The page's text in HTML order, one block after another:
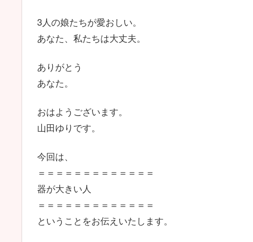
3人の娘たちが愛おしい。
あなた、私たちは大丈夫。
ありがとう
あなた。
おはようございます。
山田ゆりです。
今回は、
＝＝＝＝＝＝＝＝＝＝＝＝＝
器が大きい人
＝＝＝＝＝＝＝＝＝＝＝＝＝
ということをお伝えいたします。